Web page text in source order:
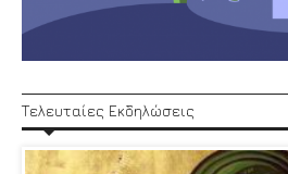
Τελευταίες Εκδηλώσεις